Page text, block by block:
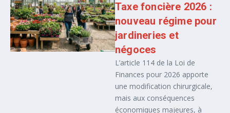
Taxe foncière 2026 :
nouveau régime pour
jardineries et
négoces
L’article 114 de la Loi de
Finances pour 2026 apporte
une modification chirurgicale,
mais aux conséquences
économiques majeures, à